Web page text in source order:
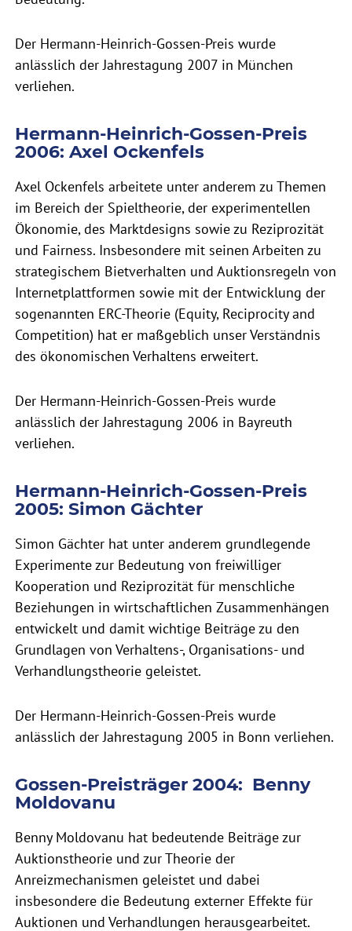
Der Hermann-Heinrich-Gossen-Preis wurde
anlässlich der Jahrestagung 2007 in München
verliehen.
Hermann-Heinrich-Gossen-Preis
2006: Axel Ockenfels
Axel Ockenfels arbeitete unter anderem zu Themen
im Bereich der Spieltheorie, der experimentellen
Ökonomie, des Marktdesigns sowie zu Reziprozität
und Fairness. Insbesondere mit seinen Arbeiten zu
strategischem Bietverhalten und Auktionsregeln von
Internetplattformen sowie mit der Entwicklung der
sogenannten ERC-Theorie (Equity, Reciprocity and
Competition) hat er maßgeblich unser Verständnis
des ökonomischen Verhaltens erweitert.
Der Hermann-Heinrich-Gossen-Preis wurde
anlässlich der Jahrestagung 2006 in Bayreuth
verliehen.
Hermann-Heinrich-Gossen-Preis
2005: Simon Gächter
Simon Gächter hat unter anderem grundlegende
Experimente zur Bedeutung von freiwilliger
Kooperation und Reziprozität für menschliche
Beziehungen in wirtschaftlichen Zusammenhängen
entwickelt und damit wichtige Beiträge zu den
Grundlagen von Verhaltens-, Organisations- und
Verhandlungstheorie geleistet.
Der Hermann-Heinrich-Gossen-Preis wurde
anlässlich der Jahrestagung 2005 in Bonn verliehen.
Gossen-Preisträger 2004: Benny
Moldovanu
Benny Moldovanu hat bedeutende Beiträge zur
Auktionstheorie und zur Theorie der
Anreizmechanismen geleistet und dabei
insbesondere die Bedeutung externer Effekte für
Auktionen und Verhandlungen herausgearbeitet.